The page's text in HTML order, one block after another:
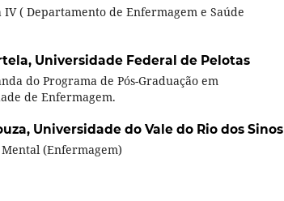
IV ( Departamento de Enfermagem e Saúde
Universidade Federal de Pelotas
do Programa de Pós-Graduação em
de Enfermagem.
Universidade do Vale do Rio dos Sinos
(Enfermagem)